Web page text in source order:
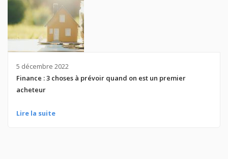
5 décembre 2022
Finance : 3 choses à prévoir quand on est un premier
acheteur
Lire la suite